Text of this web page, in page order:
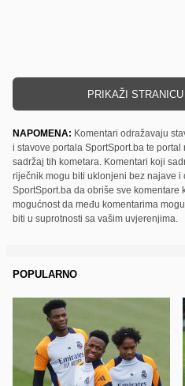
PRIKAŽI
NAPOMENA: Komentari odražavaju
i stavove portala SportSport.ba te
sadržaj tih kometara. Komentari koji
riječnik mogu biti uklonjeni bez najave
SportSport.ba da obriše sve komentare
mogućnost da među komentarima
biti u suprotnosti sa vašim uvjerenjima.
POPULARNO